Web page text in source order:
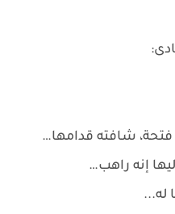
شافته قدامها…
إنه راهب…
له...